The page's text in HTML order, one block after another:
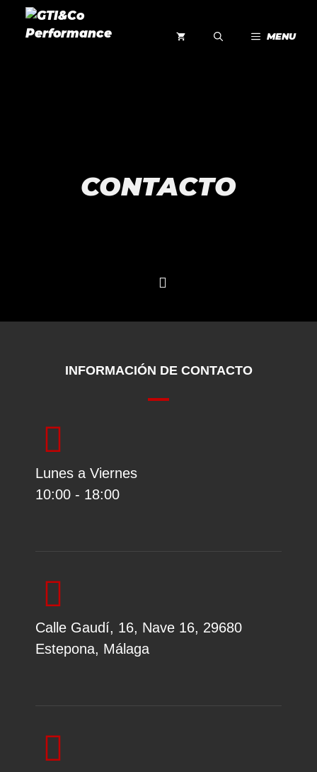
MENU
CONTACTO
INFORMACIÓN DE CONTACTO
Lunes a Viernes
10:00 - 18:00
Calle Gaudí, 16, Nave 16, 29680
Estepona, Málaga